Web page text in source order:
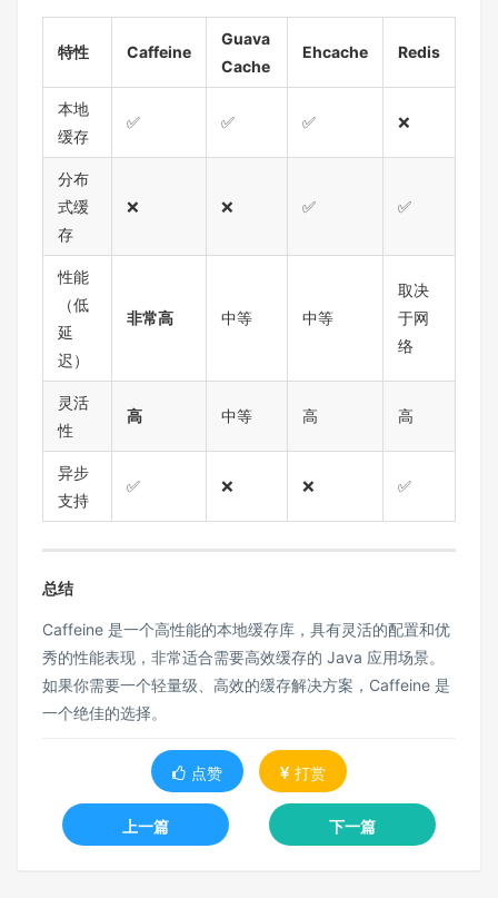
特性 Caffeine
Guava
Cache
Ehcache Redis
本地
缓存
✅ ✅ ✅ ❌
分布
式缓
存
❌ ❌ ✅ ✅
性能
（低
延
迟）
非常高 中等 中等
取决
于网
络
灵活
性
高 中等 高 高
异步
支持
✅ ❌ ❌ ✅
总结
Caffeine 是一个高性能的本地缓存库，具有灵活的配置和优
秀的性能表现，非常适合需要高效缓存的 Java 应用场景。
如果你需要一个轻量级、高效的缓存解决方案，Caffeine 是
一个绝佳的选择。
点赞 打赏
上一篇 下一篇